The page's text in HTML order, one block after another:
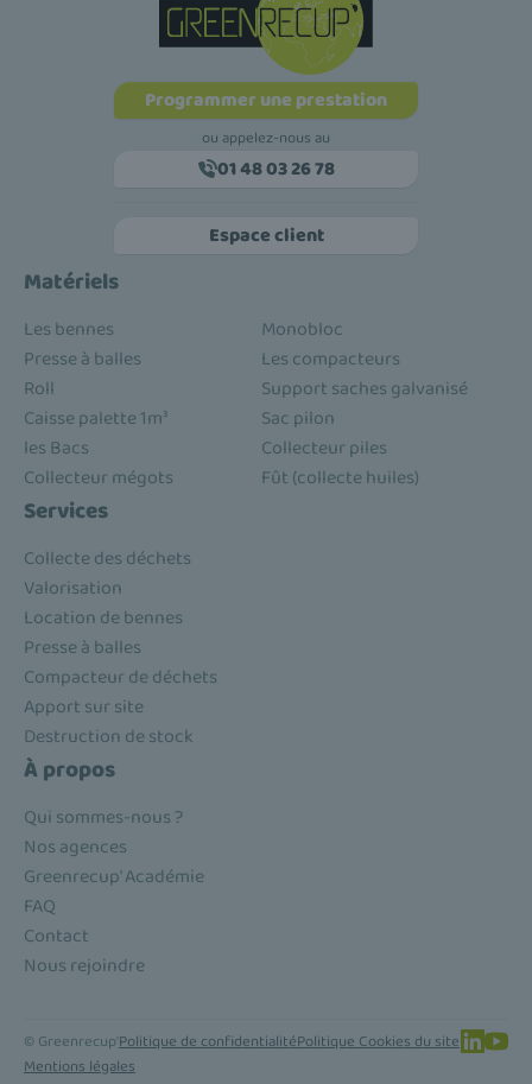
Programmer une prestation
ou appelez-nous au
01 48 03 26 78
Espace client
Matériels
Les bennes
Monobloc
Presse à balles
Les compacteurs
Roll
Support saches galvanisé
Caisse palette 1m³
Sac pilon
les Bacs
Collecteur piles
Collecteur mégots
Fût (collecte huiles)
Services
Collecte des déchets
Valorisation
Location de bennes
Presse à balles
Compacteur de déchets
Apport sur site
Destruction de stock
À propos
Qui sommes-nous ?
Nos agences
Greenrecup' Académie
FAQ
Contact
Nous rejoindre
© Greenrecup'Politique de confidentialitéPolitique Cookies du site
Mentions légales